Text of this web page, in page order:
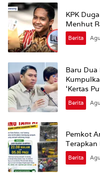
KPK
Menhut
Berita
Baru Dua
‘Kertas
Supplier
Berita
Pemkot
Terapkan
Berita